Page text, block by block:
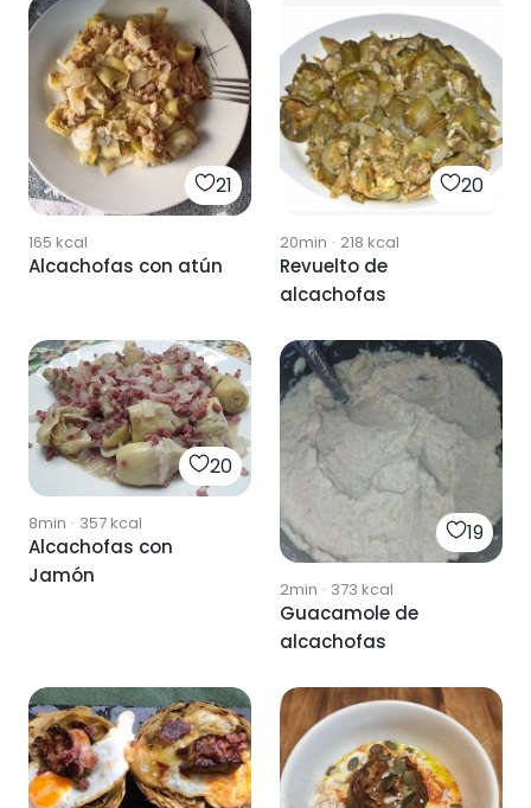
21
165 kcal
Alcachofas con atún
20
20min · 218 kcal
Revuelto de
alcachofas
20
8min · 357kcal
Alcachofas con
Jamón
19
2min · 373 kcal
Guacamole de
alcachofas